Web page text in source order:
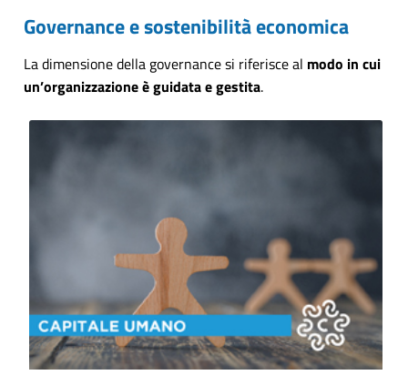
Governance e sostenibilità economica
La dimensione della governance si riferisce al modo in cui
un’organizzazione è guidata e gestita.